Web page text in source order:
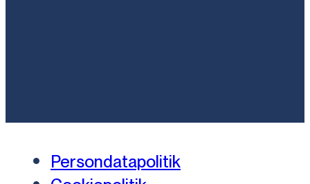
Persondatapolitik